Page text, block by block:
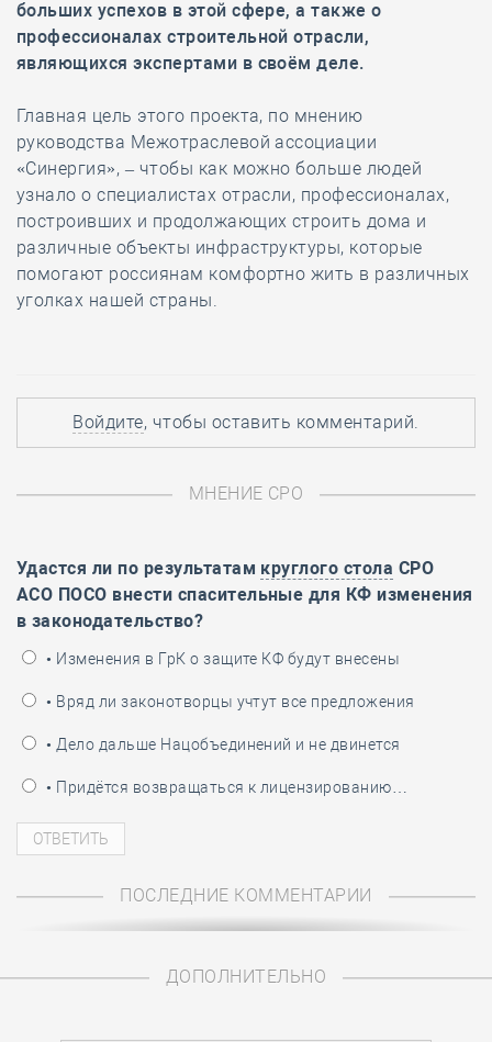
больших успехов в этой сфере, а также о
профессионалах строительной отрасли,
являющихся экспертами в своём деле.
Главная цель этого проекта, по мнению
руководства Межотраслевой ассоциации
«Синергия», – чтобы как можно больше людей
узнало о специалистах отрасли, профессионалах,
построивших и продолжающих строить дома и
различные объекты инфраструктуры, которые
помогают россиянам комфортно жить в различных
уголках нашей страны.
Войдите, чтобы оставить комментарий.
МНЕНИЕ СРО
Удастся ли по результатам круглого стола СРО
АСО ПОСО внести спасительные для КФ изменения
в законодательство?
• Изменения в ГрК о защите КФ будут внесены
• Вряд ли законотворцы учтут все предложения
• Дело дальше Нацобъединений и не двинется
• Придётся возвращаться к лицензированию…
ПОСЛЕДНИЕ КОММЕНТАРИИ
ДОПОЛНИТЕЛЬНО